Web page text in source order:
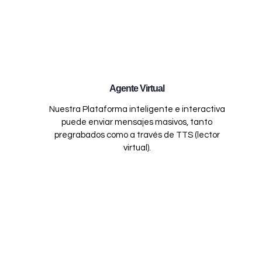
Agente Virtual
Nuestra Plataforma inteligente e interactiva
puede enviar mensajes masivos, tanto
pregrabados como a través de TTS (lector
virtual).